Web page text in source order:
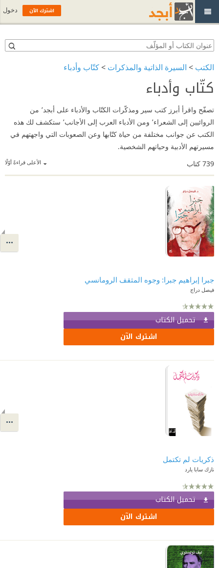
الكتب > السيرة الذاتية والمذكرات >كتّاب وأدباء
كتّاب وأدباء
تصفّح واقرأ أبرز كتب سير ومذكّرات الكتّاب والأدباء على أبجد٬ من
الروائيين إلى الشعراء٬ ومن الأدباء العرب إلى الأجانب٬ ستكشف لك هذه
الكتب عن جوانب مختلفة من حياة كتّابها وعن الصعوبات التي واجهتهم في
مسيرتهم الأدبية وحياتهم الشخصية.
الأعلى قراءةً أوّلًا 739 كتاب
جبرا إبراهيم جبرا: وجوه المثقف الرومانسي
فيصل دراج
تحميل الكتاب
اشترك الآن
ذكريات لم تكتمل
نازك سابا يارد
تحميل الكتاب
اشترك الآن
اشترك الآن دخول